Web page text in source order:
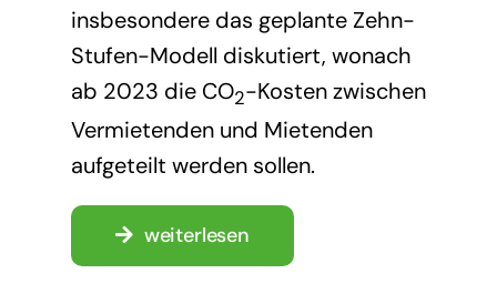
insbesondere das geplante Zehn-
Stufen-Modell diskutiert, wonach
ab 2023 die CO2-Kosten zwischen
Vermietenden und Mietenden
aufgeteilt werden sollen.
weiterlesen